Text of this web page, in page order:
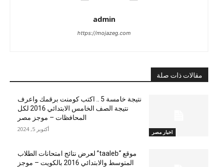
admin
https://mojazeg.com
مقالات ذات صلة
اخبار مصر
نتيجة خامسة 5 .. اكتب كومنت برقمك واعرف
نتيجة الصف الخامس الابتدائي 2016 لكل
المحافظات – موجز مصر
أكتوبر 5, 2024
موقع “taaleb” لعرض نتائج امتحانات الطلاب
المتوسط والابتدائي 2016 بالكويت – موجز